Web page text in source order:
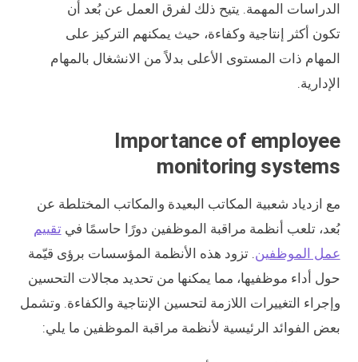
الدراسات المهمة. يتيح ذلك لفرق العمل عن بُعد أن
تكون أكثر إنتاجية وكفاءة، حيث يمكنهم التركيز على
المهام ذات المستوى الأعلى بدلاً من الانشغال بالمهام
الإدارية.
Importance of employee
monitoring systems
مع ازدياد شعبية المكاتب البعيدة والمكاتب المختلطة عن
بُعد، تلعب أنظمة مراقبة الموظفين دورًا حاسمًا فيتقييم
عمل الموظفين. تزود هذه الأنظمة المؤسسات برؤى قيّمة
حول أداء موظفيها، مما يمكنها من تحديد مجالات التحسين
وإجراء التغييرات اللازمة لتحسين الإنتاجية والكفاءة. وتشمل
بعض الفوائد الرئيسية لأنظمة مراقبة الموظفين ما يلي: